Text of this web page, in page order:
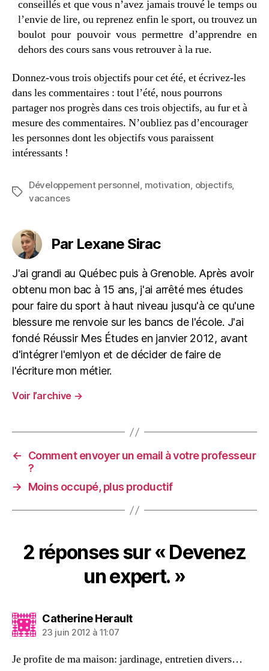
conseillés et que vous n’avez jamais trouvé le temps ou
l’envie de lire, ou reprenez enfin le sport, ou trouvez un
boulot pour pouvoir vous permettre d’apprendre en
dehors des cours sans vous retrouver à la rue.
Donnez-vous trois objectifs pour cet été, et écrivez-les
dans les commentaires : tout l’été, nous pourrons
partager nos progrès dans ces trois objectifs, au fur et à
mesure des commentaires. N’oubliez pas d’encourager
les personnes dont les objectifs vous paraissent
intéressants !
Étiquettes
Développement personnel, motivation, objectifs,
vacances
Par Lexane Sirac
J'ai grandi au Québec puis à Grenoble. Après avoir
obtenu mon bac à 15 ans, j'ai arrêté mes études
pour faire du sport à haut niveau jusqu'à ce qu'une
blessure me renvoie sur les bancs de l'école. J'ai
fondé Réussir Mes Études en janvier 2012, avant
d'intégrer l'emlyon et de décider de faire de
l'écriture mon métier.
Voir l’archive →
←
Comment envoyer un email à votre professeur
?
→
Moins occupé, plus productif
2 réponses sur « Devenez
un expert. »
Catherine Heraultdit :
23 juin 2012 à 11:07
Je profite de ma maison: jardinage, entretien divers…